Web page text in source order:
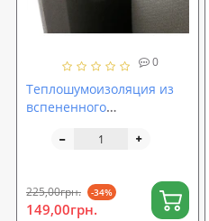
0
Теплошумоизоляция из
вспененного
225,00грн. -34%
149,00грн.